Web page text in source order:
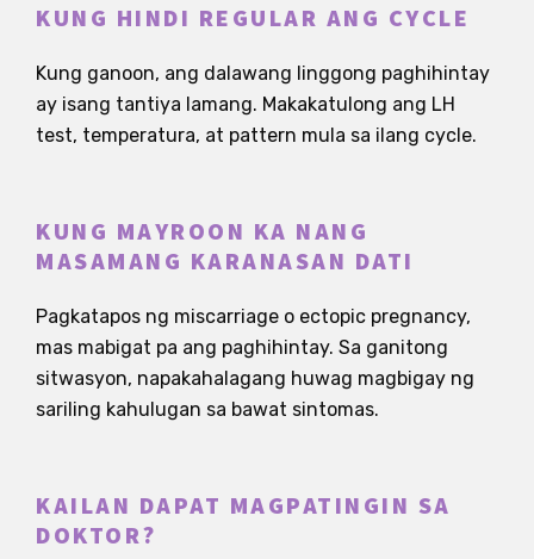
KUNG HINDI REGULAR ANG CYCLE
Kung ganoon, ang dalawang linggong paghihintay
ay isang tantiya lamang. Makakatulong ang LH
test, temperatura, at pattern mula sa ilang cycle.
KUNG MAYROON KA NANG
MASAMANG KARANASAN DATI
Pagkatapos ng miscarriage o ectopic pregnancy,
mas mabigat pa ang paghihintay. Sa ganitong
sitwasyon, napakahalagang huwag magbigay ng
sariling kahulugan sa bawat sintomas.
KAILAN DAPAT MAGPATINGIN SA
DOKTOR?